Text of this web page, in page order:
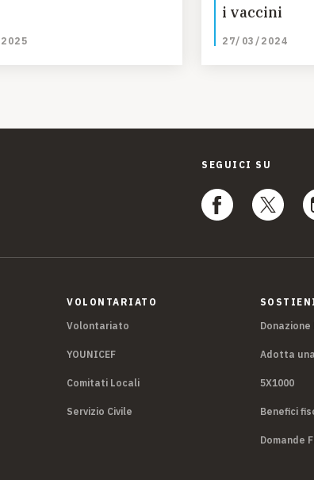
i vaccini
27/03/2024
SEGUICI SU
VOLONTARIATO
Volontariato
YOUNICEF
Comitati Locali
Servizio Civile
Donazione
Adotta
5X1000
Benefici
Domande